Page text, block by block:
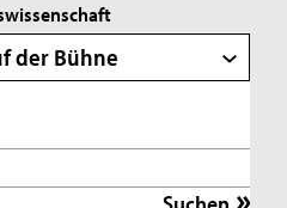
der Bühne